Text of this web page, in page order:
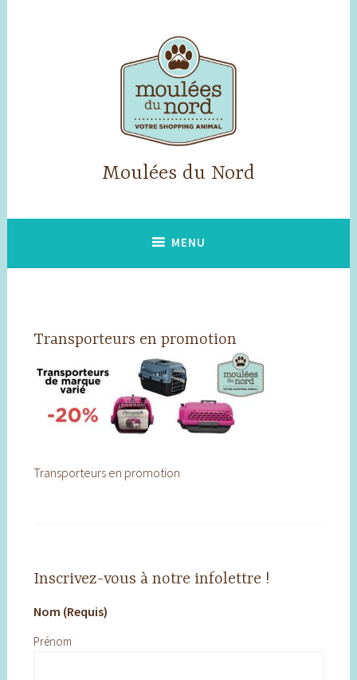
Moulées du Nord
MENU
Transporteurs en promotion
Transporteurs en promotion
Inscrivez-vous à notre infolettre !
Nom (Requis)
Prénom